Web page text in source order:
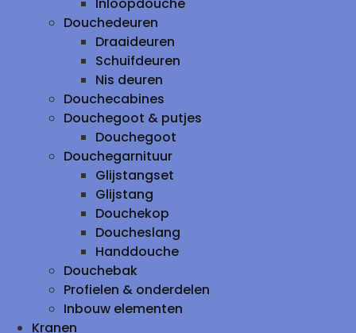
Douchedeuren
Draaideuren
Schuifdeuren
Nis deuren
Douchecabines
Douchegoot & putjes
Douchegoot
Douchegarnituur
Glijstangset
Glijstang
Douchekop
Doucheslang
Handdouche
Douchebak
Profielen & onderdelen
Inbouw elementen
Kranen